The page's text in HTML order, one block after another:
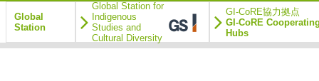
Global
Station
Global Station for
Indigenous
Studies and
Cultural Diversity
GI-CoRE協力拠点
GI-CoRE
Hubs